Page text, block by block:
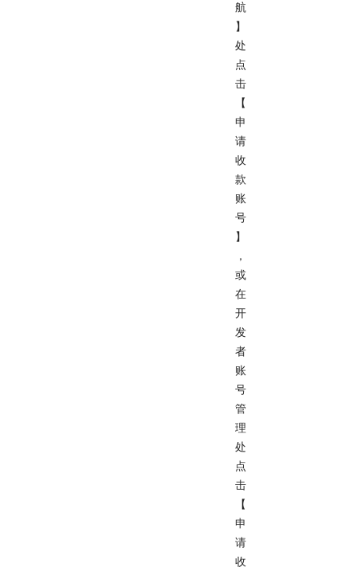
航
】
处
点
击
【
申
请
收
款
账
号
】
，
或
在
开
发
者
账
号
管
理
处
点
击
【
申
请
收